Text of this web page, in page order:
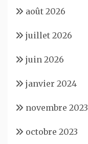
août 2026
juillet 2026
juin 2026
janvier 2024
novembre 2023
octobre 2023